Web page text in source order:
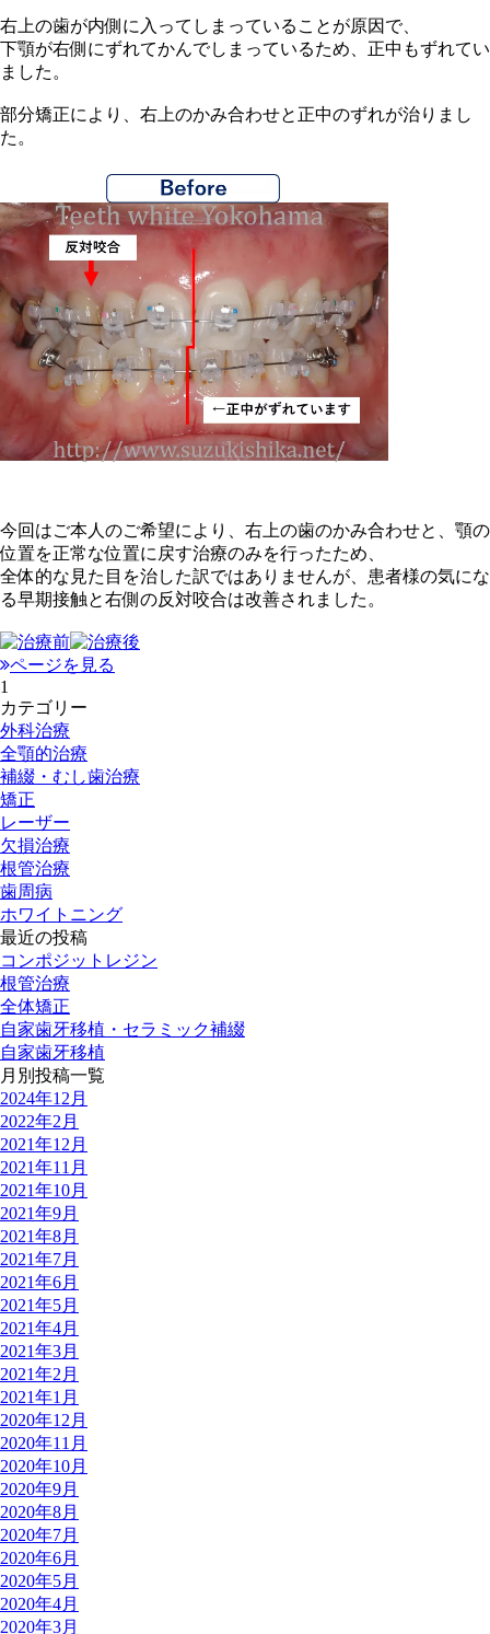
右上の歯が内側に入ってしまっていることが原因で、
下顎が右側にずれてかんでしまっているため、正中もずれてい
ました。
部分矯正により、右上のかみ合わせと正中のずれが治りまし
た。
今回はご本人のご希望により、右上の歯のかみ合わせと、顎の
位置を正常な位置に戻す治療のみを行ったため、
全体的な見た目を治した訳ではありませんが、患者様の気にな
る早期接触と右側の反対咬合は改善されました。
ページを見る
1
カテゴリー
外科治療
全顎的治療
補綴・むし歯治療
矯正
レーザー
欠損治療
根管治療
歯周病
ホワイトニング
最近の投稿
コンポジットレジン
根管治療
全体矯正
自家歯牙移植・セラミック補綴
自家歯牙移植
月別投稿一覧
2024年12月
2022年2月
2021年12月
2021年11月
2021年10月
2021年9月
2021年8月
2021年7月
2021年6月
2021年5月
2021年4月
2021年3月
2021年2月
2021年1月
2020年12月
2020年11月
2020年10月
2020年9月
2020年8月
2020年7月
2020年6月
2020年5月
2020年4月
2020年3月